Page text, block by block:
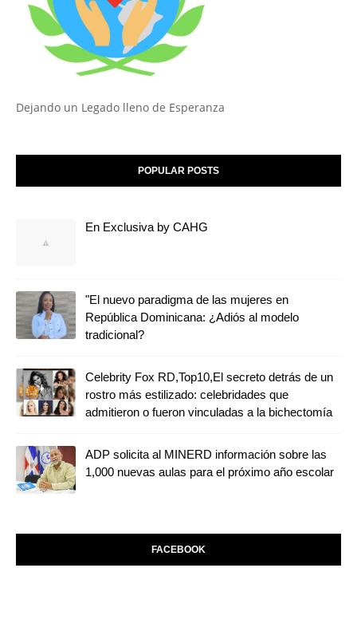
Dejando un Legado lleno de Esperanza
POPULAR POSTS
En Exclusiva by CAHG
"El nuevo paradigma de las mujeres en
República Dominicana: ¿Adiós al modelo
tradicional?
Celebrity Fox RD,Top10,El secreto detrás de un
rostro más estilizado: celebridades que
admitieron o fueron vinculadas a la bichectomía
ADP solicita al MINERD información sobre las
1,000 nuevas aulas para el próximo año escolar
FACEBOOK